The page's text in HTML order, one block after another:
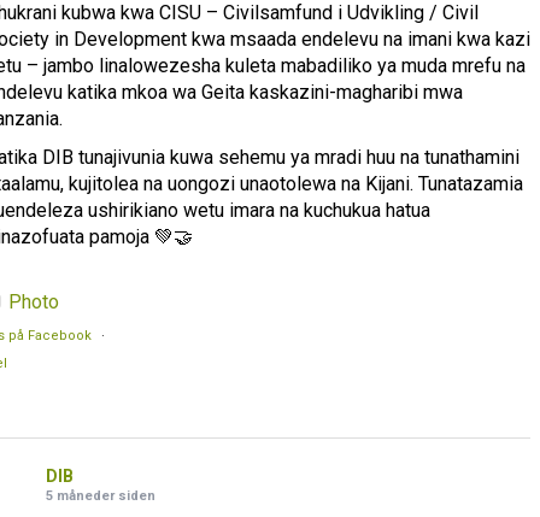
kubwa kwa CISU – Civilsamfund i Udvikling / Civil
in Development kwa msaada endelevu na imani kwa kazi
– jambo linalowezesha kuleta mabadiliko ya muda mrefu na
katika mkoa wa Geita kaskazini-magharibi mwa
DIB tunajivunia kuwa sehemu ya mradi huu na tunathamini
kujitolea na uongozi unaotolewa na Kijani. Tunatazamia
ushirikiano wetu imara na kuchukua hatua
pamoja 💚🤝
Photo
på Facebook
·
DIB
5 måneder siden